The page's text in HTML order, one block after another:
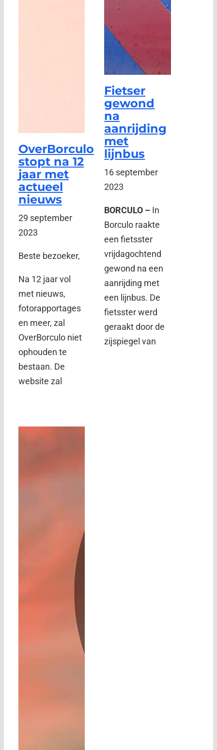
OverBorculo
stopt na 12
jaar met
actueel
nieuws
29 september
2023
Beste bezoeker,
Na 12 jaar vol
met nieuws,
fotorapportages
en meer, zal
OverBorculo niet
ophouden te
bestaan. De
website zal
Fietser
gewond
na
aanrijding
met
lijnbus
16 september
2023
BORCULO – In
Borculo raakte
een fietsster
vrijdagochtend
gewond na een
aanrijding met
een lijnbus. De
fietsster werd
geraakt door de
zijspiegel van